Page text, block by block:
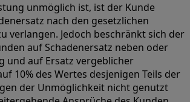
unmöglich ist, ist der Kunde
nach den gesetzlichen
verlangen. Jedoch beschränkt sich der
auf Schadenersatz neben oder
und auf Ersatz vergeblicher
10% des Wertes desjenigen Teils der
der Unmöglichkeit nicht genutzt